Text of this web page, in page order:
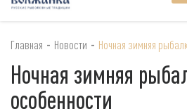
Главная - Новости - Ночная зимняя
Ночная зимняя
особенности